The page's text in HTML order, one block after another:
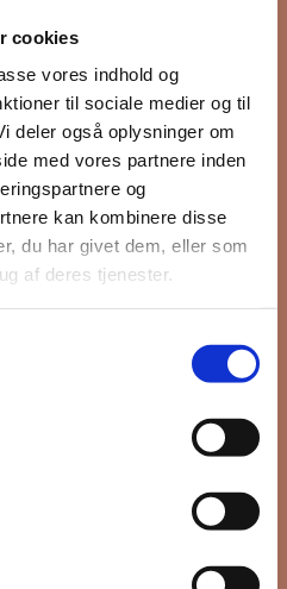
cookies
vores indhold og
til sociale medier og til
deler også oplysninger om
med vores partnere inden
og
kan kombinere disse
du har givet dem, eller som
af deres tjenester.
på hvad der sker
vores nyhedsbrev
andet invitation til
når vi sætter nye
udlejning, så du